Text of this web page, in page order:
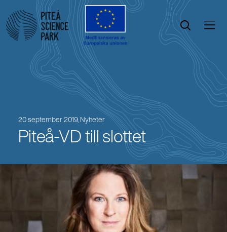
Öppna sök
Öppna menyn
20 september 2019, Nyheter
Piteå-VD till slottet